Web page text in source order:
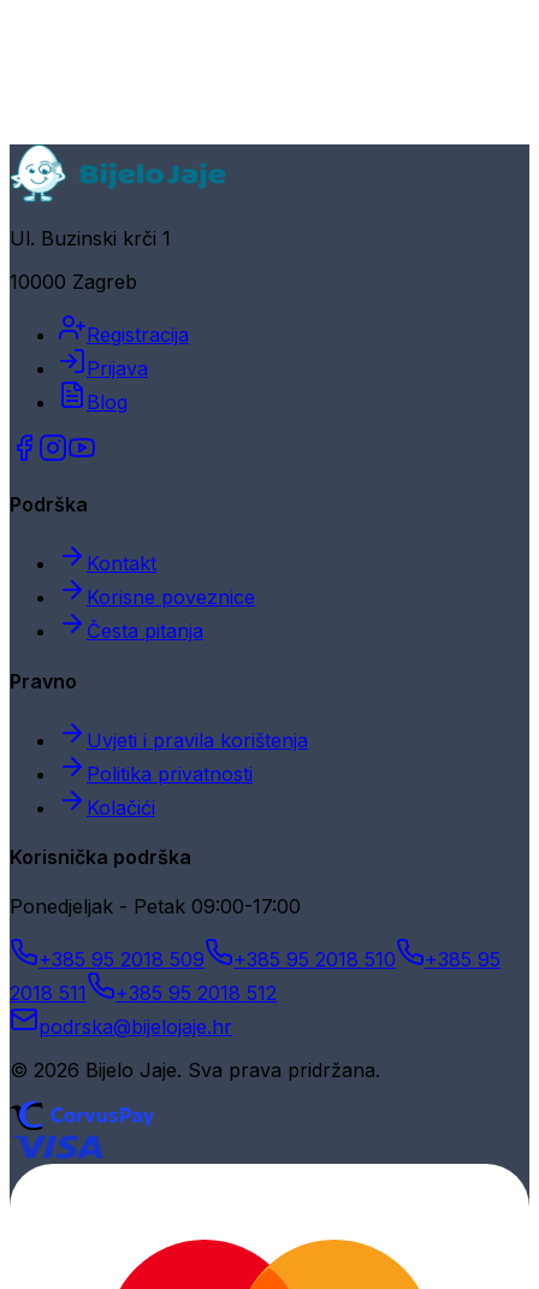
Ul. Buzinski krči 1
10000 Zagreb
Registracija
Prijava
Blog
Podrška
Kontakt
Korisne poveznice
Česta pitanja
Pravno
Uvjeti i pravila korištenja
Politika privatnosti
Kolačići
Korisnička podrška
Ponedjeljak - Petak 09:00-17:00
+385 95 2018 509 +385 95 2018 510
+385 95
2018 511
+385 95 2018 512
podrska@bijelojaje.hr
© 2026 Bijelo Jaje. Sva prava pridržana.